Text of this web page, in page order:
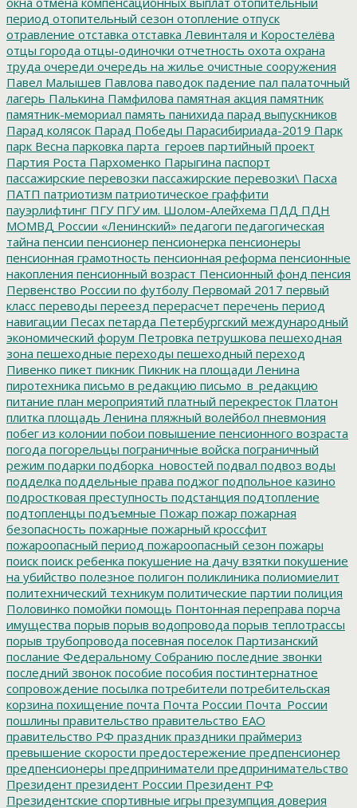
период отопительный сезон отопление отпуск
отравление отставка отставка Левинталя и Коростелёва
отцы города отцы-одиночки отчетность охота охрана
труда очереди очередь на жилье очистные сооружения
Павел Малышев Павлова паводок падение пал палаточный
лагерь Палькина Памфилова памятная акция памятник
памятник-мемориал память панихида парад выпускников
Парад колясок Парад Победы Парасибириада-2019 Парк
парк Весна парковка парта_героев партийный проект
Партия Роста Пархоменко Парыгина паспорт
пассажирские перевозки пассажирские перевозки\ Пасха
ПАТП патриотизм патриотическое граффити
пауэрлифтинг ПГУПГУ им. Шолом-Алейхема ПДД ПДН
МОМВД России «Ленинский» педагоги педагогическая
тайна пенсии пенсионер пенсионерка пенсионеры
пенсионная грамотность пенсионная реформа пенсионные
накопления пенсионный возраст Пенсионный фонд пенсия
Первенство России по футболу Первомай 2017 первый
класс переводы переезд перерасчет перечень период
навигации Песах петарда Петербургский международный
экономический форум Петровка петрушкова пешеходная
зона пешеходные переходы пешеходный переход
Пивенко пикет пикник Пикник на площади Ленина
пиротехника письмо в редакцию письмо_в_редакцию
питание план мероприятий платный перекресток Платон
плитка площадь Ленина пляжный волейбол пневмония
побег из колонии побои повышение пенсионного возраста
погода погорельцы пограничные войска пограничный
режим подарки подборка_новостей подвал подвоз воды
подделка поддельные права поджог подпольное казино
подростковая преступность подстанция подтопление
подтопленцы подъемные Пожар пожар пожарная
безопасность пожарные пожарный кроссфит
пожароопасный период пожароопасный сезон пожары
поиск поиск ребенка покушение на дачу взятки покушение
на убийство полезное полигон поликлиника полиомиелит
политехнический техникум политические партии полиция
Половинко помойки помощь Понтонная переправа порча
имущества порыв порыв водопровода порыв теплотрассы
порыв трубопровода посевная поселок Партизанский
послание Федеральному Собранию последние звонки
последний звонок пособие пособия постинтернатное
сопровождение посылка потребители потребительская
корзина похищение почта Почта России Почта_России
пошлины правительство правительство ЕАО
правительство РФ праздник праздники праймериз
превышение скорости предостережение предпенсионер
предпенсионеры предприниматели предпринимательство
Президент президент России Президент РФ
Президентские спортивные игры презумпция доверия